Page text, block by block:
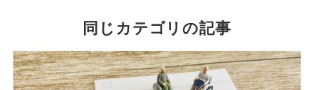
同じカテゴリの記事